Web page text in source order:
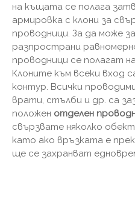
на къщата се полага
армировка с клони за
проводници. За да може
разпространи
проводници се полагат
Клоните към всеки вход
контур. Всички
врати, стълби и др. са
положен отделен
свързвате няколко
като ако връзката е
ще се захранват